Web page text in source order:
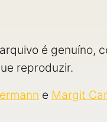
é genuíno,
reproduzir.
e Margit